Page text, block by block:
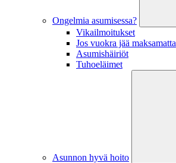
Ongelmia asumisessa?
Vikailmoitukset
Jos vuokra jää maksamatta
Asumishäiriöt
Tuhoeläimet
Asunnon hyvä hoito